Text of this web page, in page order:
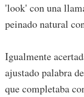
'look' con una
peinado natural
Igualmente
ajustado palabra
que completaba